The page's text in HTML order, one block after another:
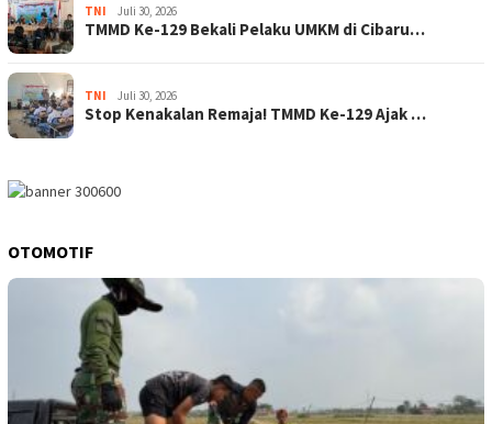
TNI Juli 30, 2026
TMMD Ke-129 Bekali Pelaku UMKM di Cibaru…
TNI Juli 30, 2026
Stop Kenakalan Remaja! TMMD Ke-129 Ajak …
OTOMOTIF